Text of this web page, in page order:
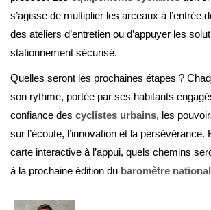
s’agisse de multiplier les arceaux à l’entrée
des ateliers d’entretien ou d’appuyer les
stationnement sécurisé.
Quelles seront les prochaines étapes ?
son rythme, portée par ses habitants
confiance des cyclistes urbains, les
sur l’écoute, l’innovation et la persévérance.
carte interactive à l’appui, quels chemins
à la prochaine édition du baromètre